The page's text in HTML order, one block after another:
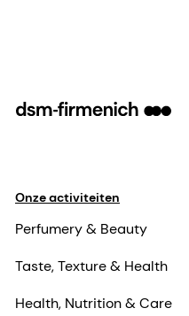
Onze activiteiten
Perfumery & Beauty
Taste, Texture & Health
Health, Nutrition & Care